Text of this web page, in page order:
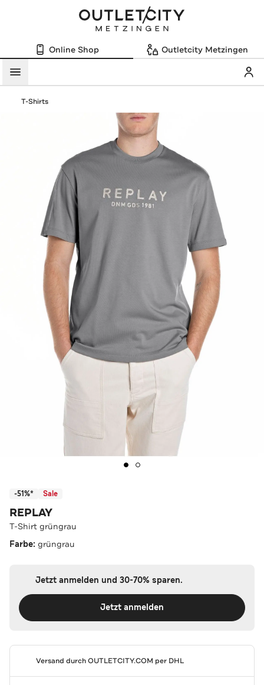
Online Shop Outletcity Metzingen
Menü
T-Shirts
-51%* Sale
REPLAY
T-Shirt grüngrau
Farbe: grüngrau
Jetzt anmelden und 30-70% sparen.
Jetzt anmelden
Versand durchOUTLETCITY.COM per DHL